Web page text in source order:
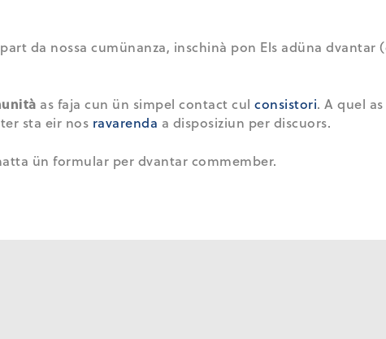
da nossa cumünanza, inschinà pon Els adüna dvantar
as faja cun ün simpel contact cul consistori. A quel
sta eir nos ravarenda a disposiziun per discuors.
ün formular per dvantar commember.